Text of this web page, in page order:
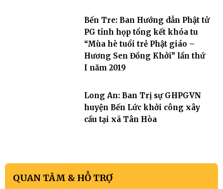
Bến Tre: Ban Hướng dẫn Phật tử
PG tỉnh họp tổng kết khóa tu
“Mùa hè tuổi trẻ Phật giáo –
Hương Sen Đồng Khởi” lần thứ
I năm 2019
Long An: Ban Trị sự GHPGVN
huyện Bến Lức khởi công xây
cầu tại xã Tân Hòa
QUAN TÂM & HỖ TRỢ